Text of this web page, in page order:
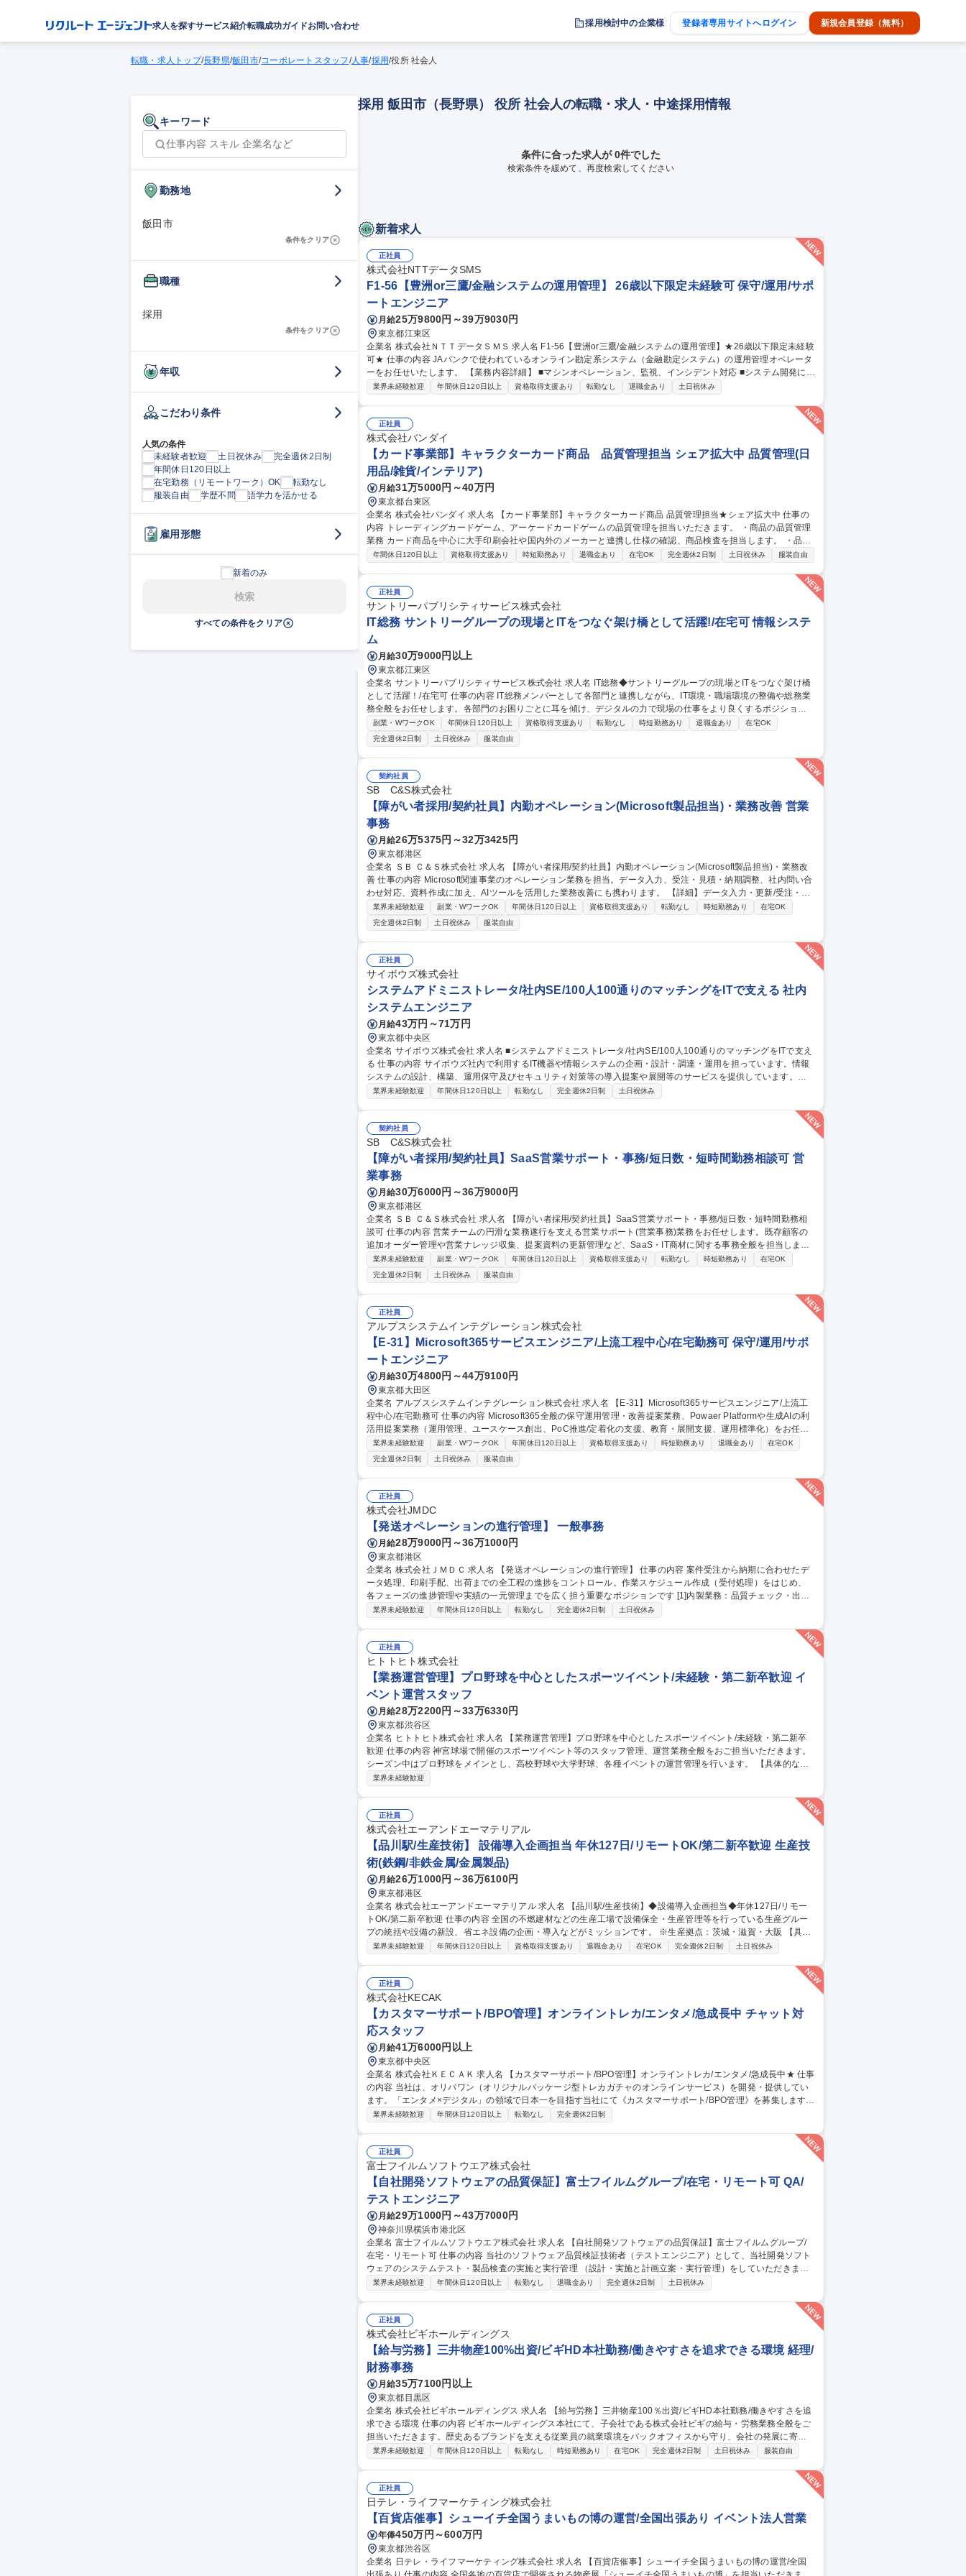
求人を探すサービス紹介転職成功ガイドお問い合わせ 採用検討中の企業様 登録者専用サイトへログイン 新規会員登録（無料）
転職・求人トップ/長野県/飯田市/コーポレートスタッフ/人事/採用/役所 社会人
キーワード
勤務地
飯田市
条件をクリア
職種
採用
条件をクリア
年収
こだわり条件
人気の条件
未経験者歓迎
土日祝休み
完全週休2日制
年間休日120日以上
在宅勤務（リモートワーク）OK
転勤なし
服装自由
学歴不問 語学力を活かせる
雇用形態
新着のみ
検索
すべての条件をクリア
採用 飯田市（長野県） 役所 社会人の転職・求人・中途採用情報
条件に合った求人が 0件でした
検索条件を緩めて、再度検索してください
新着求人
正社員
株式会社NTTデータSMS
F1-56【豊洲or三鷹/金融システムの運用管理】 26歳以下限定未経験可 保守/運用/サポ
ートエンジニア
月給25万9800円～39万9030円
東京都江東区
企業名 株式会社ＮＴＴデータＳＭＳ 求人名 F1-56【豊洲or三鷹/金融システムの運用管理】★26歳以下限定未経験
可★ 仕事の内容 JAバンクで使われているオンライン勘定系システム（金融勘定システム）の運用管理オペレータ
ーをお任せいたします。 【業務内容詳細】 ■マシンオペレーション、監視、インシデント対応 ■システム開発に伴
う運用受け入れ推進 ■改善活動、各種報告書作成 【業務の魅力】 ITILに基づいた大規模金融システムの運用業務
業界未経験歓迎 年間休日120日以上 資格取得支援あり 転勤なし 退職金あり 土日祝休み
正社員
株式会社バンダイ
【カード事業部】キャラクターカード商品 品質管理担当 シェア拡大中 品質管理(日
用品/雑貨/インテリア)
月給31万5000円～40万円
東京都台東区
企業名 株式会社バンダイ 求人名 【カード事業部】キャラクターカード商品 品質管理担当★シェア拡大中 仕事の
内容 トレーディングカードゲーム、アーケードカードゲームの品質管理を担当いただきます。 ・商品の品質管理
業務 カード商品を中心に大手印刷会社や国内外のメーカーと連携し仕様の確認、商品検査を担当します。 ・品質
向上、持続性向上に向けた各種取組み 募集職種 【カード事業部】キャラクターカード商品 品質管理担当★シェア
年間休日120日以上 資格取得支援あり 時短勤務あり 退職金あり 在宅OK 完全週休2日制 土日祝休み 服装自由
正社員
サントリーパブリシティサービス株式会社
IT総務 サントリーグループの現場とITをつなぐ架け橋として活躍!/在宅可 情報システ
ム
月給30万9000円以上
東京都江東区
企業名 サントリーパブリシティサービス株式会社 求人名 IT総務◆サントリーグループの現場とITをつなぐ架け橋
として活躍！/在宅可 仕事の内容 IT総務メンバーとして各部門と連携しながら、IT環境・職場環境の整備や総務業
務全般をお任せします。各部門のお困りごとに耳を傾け、デジタルの力で現場の仕事をより良くするポジション
です。 ■各部・営業拠点の課題解決・業務改善推進 ■システム開発・運用、クラウド・自動化ツールの導入・運用
■IT機器・ツール資産管理、利用者サポート ■営業拠点・本社のITインフラ整備・執務環境改善（レイアウト設
計、設備・備品管理等） ■営業拠点の新規立ち上げ・撤退対応 ■PMとしてのITプロジェクト進行支援、情報セキ
ュリティ強化（社員教育、セキュリティツール管理・運用） 募集職種 IT総務◆サントリーグループの現場とITを
つなぐ架け橋として活躍！/在宅可
副業・WワークOK 年間休日120日以上 資格取得支援あり 転勤なし 時短勤務あり 退職金あり
在宅OK
完全週休2日制
土日祝休み 服装自由
契約社員
SB C&S株式会社
【障がい者採用/契約社員】内勤オペレーション(Microsoft製品担当)・業務改善 営業
事務
月給26万5375円～32万3425円
東京都港区
企業名 ＳＢ Ｃ＆Ｓ株式会社 求人名 【障がい者採用/契約社員】内勤オペレーション(Microsoft製品担当)・業務改
善 仕事の内容 Microsoft関連事業のオペレーション業務を担当。データ入力、受注・見積・納期調整、社内問い合
わせ対応、資料作成に加え、AIツールを活用した業務改善にも携わります。 【詳細】データ入力・更新/受注・見
積作成・納期調整/社内営業からの問い合わせ対応/マニュアル作成や売上データ等の資料作成/AIツール(Microsoft
Copilot、ChatGPT等)を活用したAIエージェント作成や問い合わせ対応の業務改善 【働き方】TeamsやGmailを活
用しています。障がい配慮に関する面談や在宅勤務など、無理なく柔軟に働ける環境を整えています。 募集職種
【障がい者採用/契約社員】内勤オペレーション(Microsoft製品担当)・業務改善
業界未経験歓迎 副業・WワークOK 年間休日120日以上 資格取得支援あり 転勤なし 時短勤務あり
在宅OK
完全週休2日制
土日祝休み 服装自由
正社員
サイボウズ株式会社
システムアドミニストレータ/社内SE/100人100通りのマッチングをITで支える 社内
システムエンジニア
月給43万円～71万円
東京都中央区
企業名 サイボウズ株式会社 求人名 ■システムアドミニストレータ/社内SE/100人100通りのマッチングをITで支え
る 仕事の内容 サイボウズ社内で利用するIT機器や情報システムの企画・設計・調達・運用を担っています。情報
システムの設計、構築、運用保守及びセキュリティ対策等の導入提案や展開等のサービスを提供しています。
【業務内容】■サイボウズの働き方を支えるITシステムの設計/構築/運用保守■社内用IaaS/SaaS/Idpの設計/構築/運
※当社の企業理念を実現するための社内環境づくり、つまり「チームワークあふれる“会社”を創る」ために「いつ
でも、どこでも、誰とでも、最高の仕事ができるITを提供する」をミッションとしています 募集職種 ■システムア
ドミニストレータ/社内SE/100人100通りのマッチングをITで支える
業界未経験歓迎 年間休日120日以上 転勤なし 完全週休2日制 土日祝休み
契約社員
SB C&S株式会社
【障がい者採用/契約社員】SaaS営業サポート・事務/短日数・短時間勤務相談可 営
業事務
月給30万6000円～36万9000円
東京都港区
企業名 ＳＢ Ｃ＆Ｓ株式会社 求人名 【障がい者採用/契約社員】SaaS営業サポート・事務/短日数・短時間勤務相
談可 仕事の内容 営業チームの円滑な業務遂行を支える営業サポート(営業事務)業務をお任せします。既存顧客の
追加オーダー管理や営業ナレッジ収集、提案資料の更新管理など、SaaS・IT商材に関する事務全般を担当しま
す。 【詳細】既存顧客からの追加オーダー確認・管理／営業活動のオペレーション推進／主力商材のキャンペー
ン・条件情報の把握と展開／営業ナレッジ・成功事例のドキュメント整備／提案資料や営業ツールの更新・運用
整備／社内アンケートなどの進行管理・リマインドなど。 ※正社員登用制度あり、ワークライフバランス整えな
がら働ける環境です。 募集職種 【障がい者採用/契約社員】SaaS営業サポート・事務/短日数・短時間勤務相談可
業界未経験歓迎 副業・WワークOK 年間休日120日以上 資格取得支援あり 転勤なし 時短勤務あり
在宅OK
完全週休2日制
土日祝休み 服装自由
正社員
アルプスシステムインテグレーション株式会社
【E-31】Microsoft365サービスエンジニア/上流工程中心/在宅勤務可 保守/運用/サポ
ートエンジニア
月給30万4800円～44万9100円
東京都大田区
企業名 アルプスシステムインテグレーション株式会社 求人名 【E-31】Microsoft365サービスエンジニア/上流工
程中心/在宅勤務可 仕事の内容 Microsoft365全般の保守運用管理・改善提案業務、Powaer Platformや生成AIの利
活用提案業務（運用管理、ユースケース創出、PoC推進/定着化の支援、教育・展開支援、運用標準化）をお任せ
いたします。 【仕事の面白み】 ■グローバルシェアNo1のMicrosoft365の技術を習得することができます。 ■上流
工程を中心に、Power Platformや生成AIなど最新技術でお客様の業務を変える仕事です。 ■当面はアルプスアルパ
イングループ内での業務を担当いただく予定ですが、ビジネス拡大にあわせ内外問わず、幅広い業種のお客様へ
の導入・活用提案を行っていただきたいと考えます。 募集職種 【E-31】Microsoft365サービスエンジニア/上流工
程中心/在宅勤務可
業界未経験歓迎 副業・WワークOK 年間休日120日以上 資格取得支援あり 時短勤務あり 退職金あり
在宅OK
完全週休2日制
土日祝休み 服装自由
正社員
株式会社JMDC
【発送オペレーションの進行管理】 一般事務
月給28万9000円～36万1000円
東京都港区
企業名 株式会社ＪＭＤＣ 求人名 【発送オペレーションの進行管理】 仕事の内容 案件受注から納期に合わせたデ
ータ処理、印刷手配、出荷までの全工程の進捗をコントロール。作業スケジュール作成（受付処理）をはじめ、
各フェーズの進捗管理や実績の一元管理までを広く担う重要なポジションです [1]内製業務：品質チェック・出荷
対応・資材管理 [2]外注業務：発注進行 [3]進行管理・事務： ・案件コントロール：月150～350件の進捗管理 ・顧
業界未経験歓迎 年間休日120日以上 転勤なし 完全週休2日制 土日祝休み
正社員
ヒトトヒト株式会社
【業務運営管理】プロ野球を中心としたスポーツイベント/未経験・第二新卒歓迎 イ
ベント運営スタッフ
月給28万2200円～33万6330円
東京都渋谷区
企業名 ヒトトヒト株式会社 求人名 【業務運営管理】プロ野球を中心としたスポーツイベント/未経験・第二新卒
歓迎 仕事の内容 神宮球場で開催のスポーツイベント等のスタッフ管理、運営業務全般をおご担当いただきます。
シーズン中はプロ野球をメインとし、高校野球や大学野球、各種イベントの運営管理を行います。 【具体的な業
務】 ・各担当エリアのマネジメント（スタッフ・整備・物販・イベント） ・アルバイトの手配、現場での指示だ
験の方も安心です！ 募集職種 【業務運営管理】プロ野球を中心としたスポーツイベント/未経験・第二新卒歓迎
業界未経験歓迎
正社員
株式会社エーアンドエーマテリアル
【品川駅/生産技術】 設備導入企画担当 年休127日/リモートOK/第二新卒歓迎 生産技
術(鉄鋼/非鉄金属/金属製品)
月給26万1000円～36万6100円
東京都港区
企業名 株式会社エーアンドエーマテリアル 求人名 【品川駅/生産技術】◆設備導入企画担当◆年休127日/リモー
トOK/第二新卒歓迎 仕事の内容 全国の不燃建材などの生産工場で設備保全・生産管理等を行っている生産グルー
プの統括や設備の新設、省エネ設備の企画・導入などがミッションです。 ※生産拠点：茨城・滋賀・大阪 【具体
的には】工事や設備リニューアルの審査・稟議対応／新しい省エネ・省人設備などの検討・紹介・導入／新設備
◆設備導入企画担当◆年休127日/リモートOK/第二新卒歓迎
業界未経験歓迎 年間休日120日以上 資格取得支援あり 退職金あり 在宅OK 完全週休2日制 土日祝休み
正社員
株式会社KECAK
【カスタマーサポート/BPO管理】オンライントレカ/エンタメ/急成長中 チャット対
応スタッフ
月給41万6000円以上
東京都中央区
企業名 株式会社ＫＥＣＡＫ 求人名 【カスタマーサポート/BPO管理】オンライントレカ/エンタメ/急成長中★ 仕事
の内容 当社は、オリパワン（オリジナルパッケージ型トレカガチャのオンラインサービス）を開発・提供してい
ます。「エンタメ×デジタル」の領域で日本一を目指す当社にて《カスタマーサポート/BPO管理》を募集します！
社内CSチームの一員としてBPO（外部委託先）の管理・育成をご担当。品質管理や教育、社内連携を通じサービ
新 ■対応品質モニタリング・SLA/KPI管理 ■トレーニング実施・フィードバック 【仕事の魅力】急成長組織でCS
の仕組み化に挑戦でき、ユーザーの熱量を直に感じながら体験価値向上に貢献できます。 募集職種 【カスタマー
サポート/BPO管理】オンライントレカ/エンタメ/急成長中★
業界未経験歓迎 年間休日120日以上 転勤なし 完全週休2日制
正社員
富士フイルムソフトウエア株式会社
【自社開発ソフトウェアの品質保証】富士フイルムグループ/在宅・リモート可 QA/
テストエンジニア
月給29万1000円～43万7000円
神奈川県横浜市港北区
企業名 富士フイルムソフトウエア株式会社 求人名 【自社開発ソフトウェアの品質保証】富士フイルムグループ/
在宅・リモート可 仕事の内容 当社のソフトウェア品質検証技術者（テストエンジニア）として、当社開発ソフト
ウェアのシステムテスト・製品検査の実施と実行管理 （設計・実施と計画立案・実行管理）をしていただきま
す。 【業務詳細】品質・効率（ex. テスト自動化）の向上や、今後のCloud/AI/IoT/DevOps時代のテスト・品質保
【自社開発ソフトウェアの品質保証】富士フイルムグループ/在宅・リモート可
業界未経験歓迎 年間休日120日以上 転勤なし 退職金あり 完全週休2日制 土日祝休み
正社員
株式会社ビギホールディングス
【給与労務】三井物産100%出資/ビギHD本社勤務/働きやすさを追求できる環境 経理/
財務事務
月給35万7100円以上
東京都目黒区
企業名 株式会社ビギホールディングス 求人名 【給与労務】三井物産100％出資/ビギHD本社勤務/働きやすさを追
求できる環境 仕事の内容 ビギホールディングス本社にて、子会社である株式会社ビギの給与・労務業務全般をご
担当いただきます。歴史あるブランドを支える従業員の就業環境をバックオフィスから守り、会社の発展に寄与
するお仕事です。 ■子会社ビギにおける給与計算および社会保険関連手続き ■従業員の勤怠管理およびデータ集計
に勤務し、グループを牽引する中核企業の労務全般を担います。新規募集のポジションであり、自らの手で業務
プロセスを改善し、より良い就業環境の構築に直接貢献できるやりがいがあります。 募集職種 【給与労務】三井
物産100％出資/ビギHD本社勤務/働きやすさを追求できる環境
業界未経験歓迎 年間休日120日以上 転勤なし 時短勤務あり 在宅OK 完全週休2日制 土日祝休み 服装自由
正社員
日テレ・ライフマーケティング株式会社
【百貨店催事】シューイチ全国うまいもの博の運営/全国出張あり イベント法人営業
年俸450万円～600万円
東京都渋谷区
企業名 日テレ・ライフマーケティング株式会社 求人名 【百貨店催事】シューイチ全国うまいもの博の運営/全国